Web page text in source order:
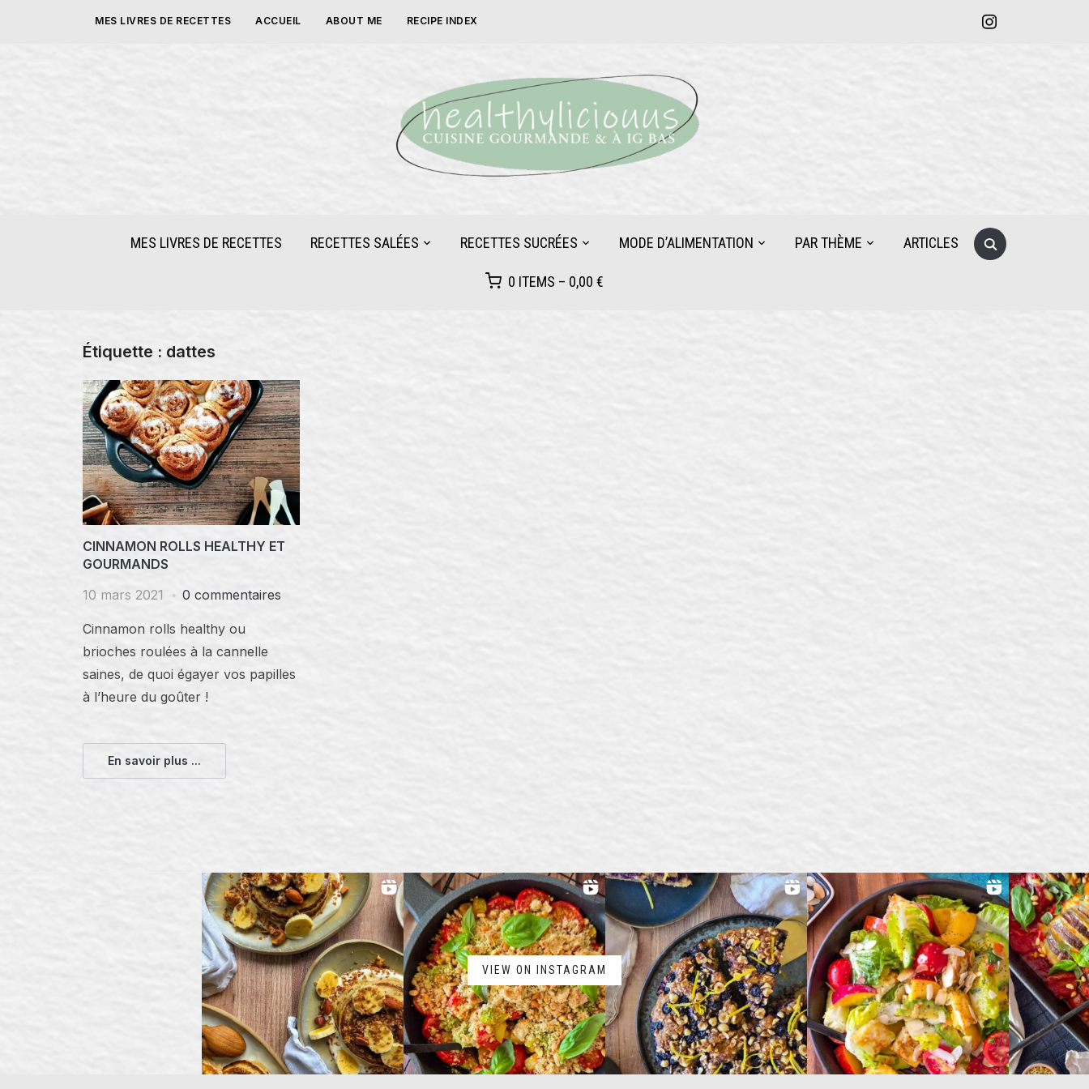
instagram
MES LIVRES DE RECETTES ACCUEIL ABOUT ME RECIPE INDEX
Search
for:
MES LIVRES DE RECETTES RECETTES SALÉES RECETTES SUCRÉES MODE D’ALIMENTATION PAR THÈME ARTICLES
0 ITEMS – 0,00 €
Étiquette : dattes
CINNAMON ROLLS HEALTHY ET
GOURMANDS
10 mars 2021
0 commentaires
Cinnamon rolls healthy ou
brioches roulées à la cannelle
saines, de quoi égayer vos papilles
à l’heure du goûter !
En savoir plus ...
VIEW ON INSTAGRAM